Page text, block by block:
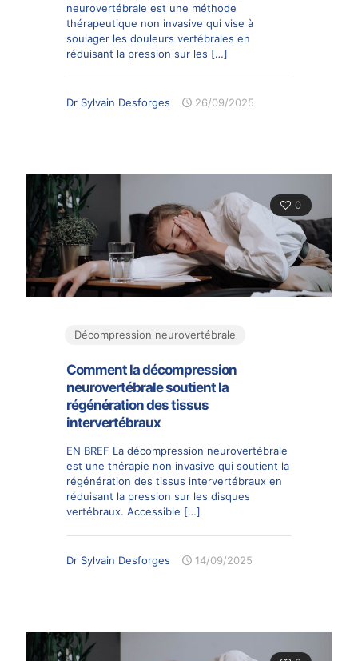
neurovertébrale est une méthode
thérapeutique non invasive qui vise à
soulager les douleurs vertébrales en
réduisant la pression sur les […]
Dr Sylvain Desforges 26/09/2025
0
Décompression neurovertébrale
Comment la décompression
neurovertébrale soutient la
régénération des tissus
intervertébraux
EN BREF La décompression neurovertébrale
est une thérapie non invasive qui soutient la
régénération des tissus intervertébraux en
réduisant la pression sur les disques
vertébraux. Accessible […]
Dr Sylvain Desforges 14/09/2025